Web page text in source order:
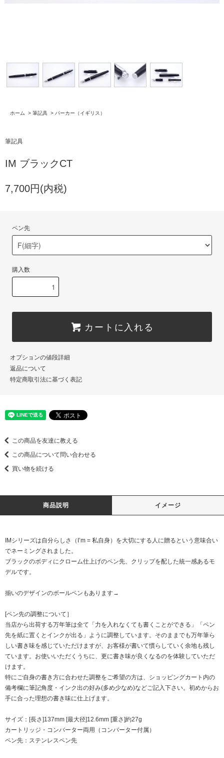
ホーム > 筆記具 > パーカー（イギリス）
筆記具
IM ブラックCT
7,700円(内税)
ペン先
購入数
カートに入れる
オプションの値段詳細
返品について
特定商取引法に基づく表記
この商品を友達に教える
この商品について問い合わせる
買い物を続ける
商品説明 イメージ
IMシリーズは自分らしさ（I’m = 私自身）を大切にする人に贈るという意味合い
でネーミングされました。
ブラックのボディにクローム仕上げのペン先、クリップを配した統一感あるモ
デルです。
揃いのデザインのボールペンもあります→
[ペン先の調整について］
当店から出荷する万年筆は全て「力を入れなくても書くことができる」「ペン
先を紙に置くとインクが出る」ように調整しています。そのままでも万年筆ら
しい書き味を感じていただけますが、お客様が書いて慣らしていく余地も残し
ています。お使いいただくうちに、更に書き味が良くなるのを体験していただ
けます。
特にご自身の書き方に合わせた調整をご希望の方は、ショッピングカート内の
備考欄に筆記角度・インク出の好み(多め少なめ)などご記入下さい。初めからお
手に合った理想の書き味に仕上げます。
サイズ：[長さ]137mm [最大径]12.6mm [重さ]約27g
カートリッジ・コンバーター両用（コンバーター付属）
ペン先：ステンレスペン先